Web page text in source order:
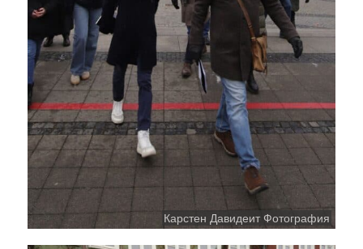
Карстен Давидеит Фотография